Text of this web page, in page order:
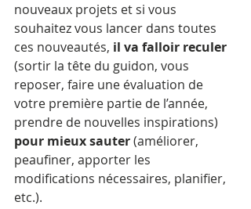
nouveaux projets et si vous
souhaitez vous lancer dans toutes
ces nouveautés, il va falloir reculer
(sortir la tête du guidon, vous
reposer, faire une évaluation de
votre première partie de l’année,
prendre de nouvelles inspirations)
pour mieux sauter (améliorer,
peaufiner, apporter les
modifications nécessaires, planifier,
etc.).